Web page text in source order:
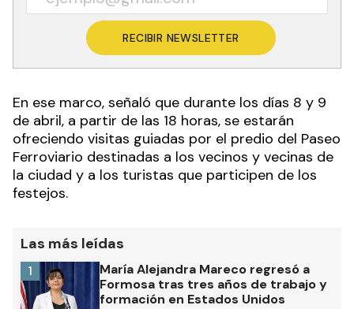
RECIBIR NEWSLETTER
En ese marco, señaló que durante los días 8 y 9
de abril, a partir de las 18 horas, se estarán
ofreciendo visitas guiadas por el predio del Paseo
Ferroviario destinadas a los vecinos y vecinas de
la ciudad y a los turistas que participen de los
festejos.
Las más leídas
María Alejandra Mareco regresó a
Formosa tras tres años de trabajo y
formación en Estados Unidos
1